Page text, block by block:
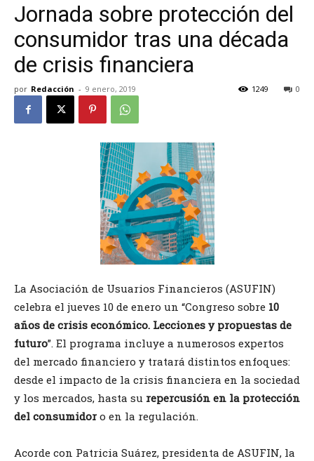
Jornada sobre protección del
consumidor tras una década
de crisis financiera
por Redacción - 9 enero, 2019 0
1249
La Asociación de Usuarios Financieros (ASUFIN)
celebra el jueves 10 de enero un “Congreso sobre 10
años de crisis económico. Lecciones y propuestas de
futuro”. El programa incluye a numerosos expertos
del mercado financiero y tratará distintos enfoques:
desde el impacto de la crisis financiera en la sociedad
y los mercados, hasta su repercusión en la protección
del consumidor o en la regulación.
Acorde con Patricia Suárez, presidenta de ASUFIN, la